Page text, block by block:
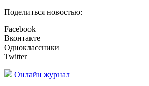
Поделиться новостью:
Facebook
Вконтакте
Одноклассники
Twitter
Онлайн журнал